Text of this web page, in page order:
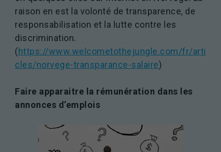
raison en est la volonté de transparence, de
responsabilisation et la lutte contre les
discrimination.
(https://www.welcometothejungle.com/fr/arti
cles/norvege-transparance-salaire)
Faire apparaitre la rémunération dans les
annonces d’emplois